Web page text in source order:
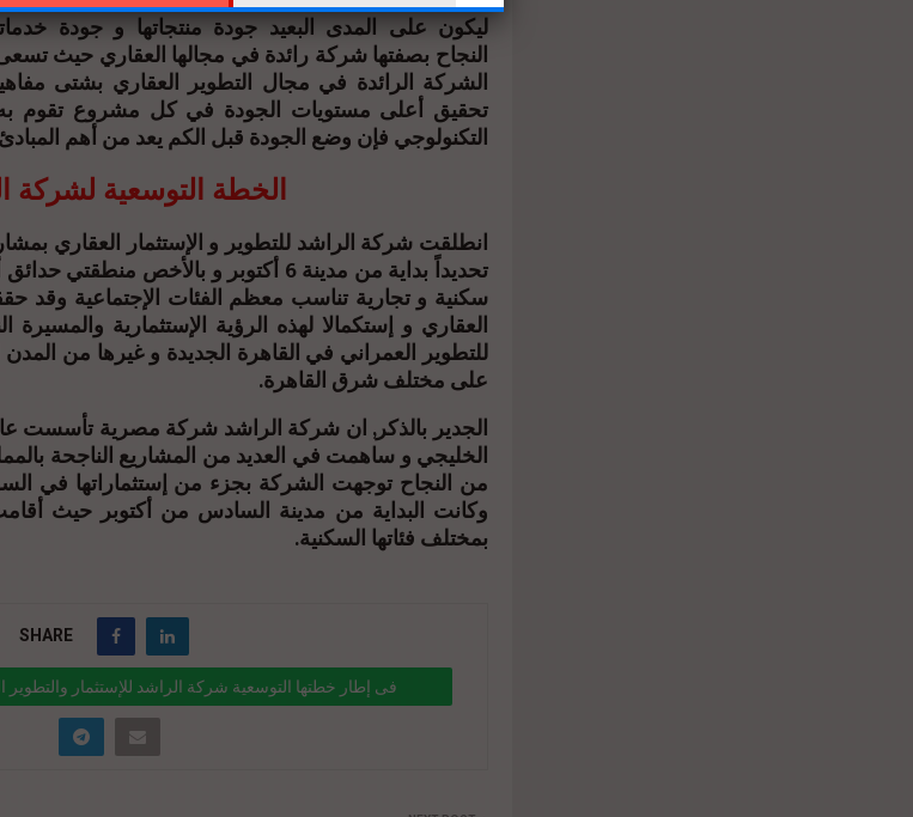
ليكون على المدى البعيد جودة منتجاتها و جودة
النجاح بصفتها شركة رائدة في مجالها العقاري حيث
الشركة الرائدة في مجال التطوير العقاري بشتى
تحقيق أعلى مستويات الجودة في كل مشروع تقوم
التكنولوجي فإن وضع الجودة قبل الكم يعد من أهم
الخطة التوسعية لشركة
انطلقت شركة الراشد للتطوير و الإستثمار العقاري
تحديداً بداية من مدينة 6 أكتوبر و بالأخص
سكنية و تجارية تناسب معظم الفئات الإجتماعية وقد
العقاري و إستكمالا لهذه الرؤية الإستثمارية
للتطوير العمراني في القاهرة الجديدة و غيرها من المدن
على مختلف شرق القاهرة.
الخليجي و ساهمت في العديد من المشاريع الناجحة
وكانت البداية من مدينة السادس من أكتوبر حيث
بمختلف فئاتها السكنية.
SHARE
فى إطار خطتها التوسعية شركة الراشد للإستثمار
وتستهدف 500 مليون جنيه استثمارات حتى نهاية 2024